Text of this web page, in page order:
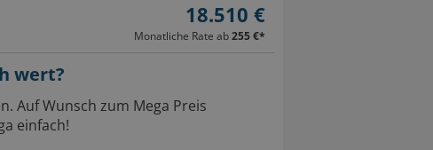
18.510 €
Monatliche Rate ab255 €*
wert?
Auf Wunsch zum Mega Preis
einfach!